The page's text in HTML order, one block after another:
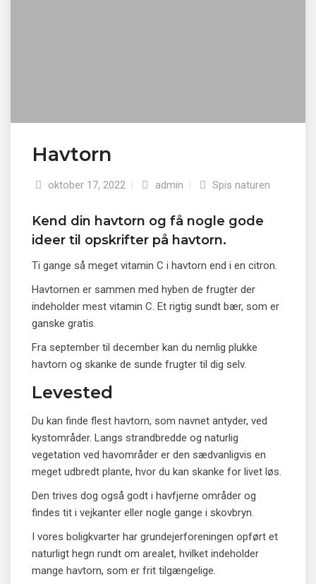
Havtorn
oktober 17, 2022 admin Spis naturen
Kend din havtorn og få nogle gode
ideer til opskrifter på havtorn.
Ti gange så meget vitamin C i havtorn end i en citron.
Havtornen er sammen med hyben de frugter der
indeholder mest vitamin C. Et rigtig sundt bær, som er
ganske gratis.
Fra september til december kan du nemlig plukke
havtorn og skanke de sunde frugter til dig selv.
Levested
Du kan finde flest havtorn, som navnet antyder, ved
kystområder. Langs strandbredde og naturlig
vegetation ved havområder er den sædvanligvis en
meget udbredt plante, hvor du kan skanke for livet løs.
Den trives dog også godt i havfjerne områder og
findes tit i vejkanter eller nogle gange i skovbryn.
I vores boligkvarter har grundejerforeningen opført et
naturligt hegn rundt om arealet, hvilket indeholder
mange havtorn, som er frit tilgængelige.